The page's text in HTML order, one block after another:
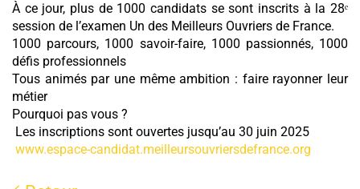
À ce jour, plus de 1000 candidats se sont inscrits à la 28ᵉ
session de l’examen Un des Meilleurs Ouvriers de France.
1000 parcours, 1000 savoir-faire, 1000 passionnés, 1000
défis professionnels
Tous animés par une même ambition : faire rayonner leur
métier
Pourquoi pas vous ?
Les inscriptions sont ouvertes jusqu’au 30 juin 2025
www.espace-candidat.meilleursouvriersdefrance.org